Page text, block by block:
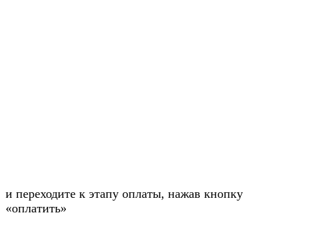
и переходите к этапу оплаты, нажав кнопку
«оплатить»